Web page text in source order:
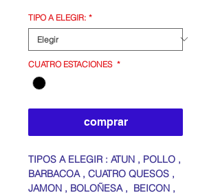
1
Kilogramos
TIPO A ELEGIR: *
CUATRO ESTACIONES *
comprar
TIPOS A ELEGIR : ATUN , POLLO ,
BARBACOA , CUATRO QUESOS ,
JAMON , BOLOÑESA , BEICON ,